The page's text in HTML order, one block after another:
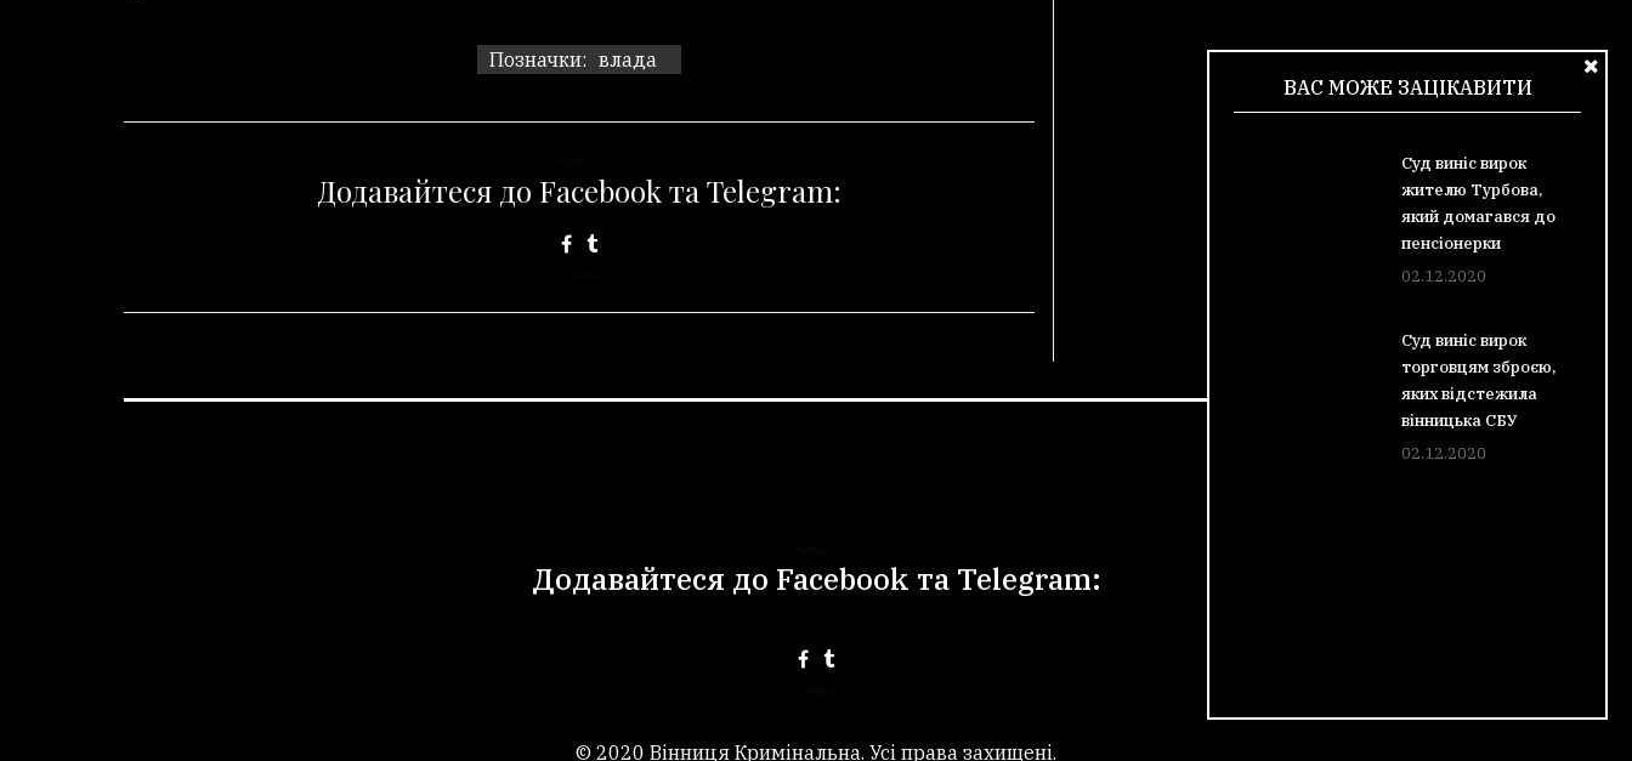
Позначки: влада
Додавайтеся до Facebook та Telegram:
ВАС МОЖЕ ЗАЦІКАВИТИ
Суд виніс вирок
жителю Турбова,
який домагався до
пенсіонерки
02.12.2020
Суд виніс вирок
торговцям зброєю,
яких відстежила
вінницька СБУ
02.12.2020
Додавайтеся до Facebook та Telegram:
© 2020 Вінниця Кримінальна. Усі права захищені.